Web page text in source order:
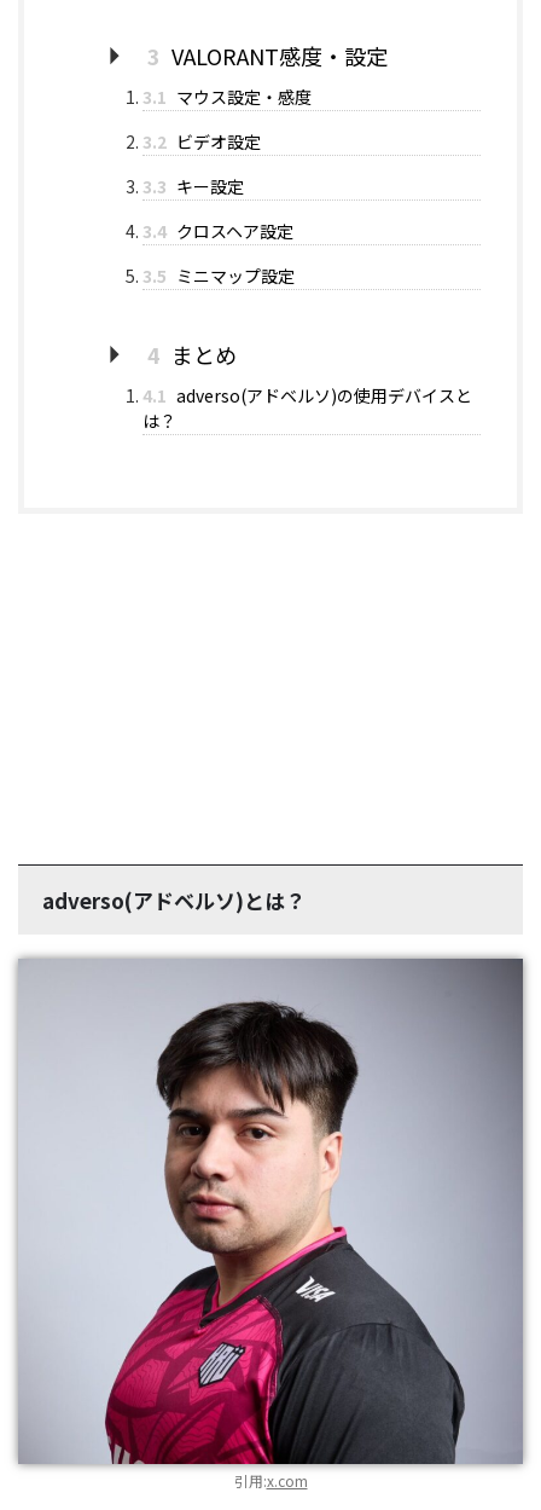
3 VALORANT感度・設定
3.1 マウス設定・感度
3.2 ビデオ設定
3.3 キー設定
3.4 クロスヘア設定
3.5 ミニマップ設定
4 まとめ
4.1 adverso(アドベルソ)の使用デバイスと
は？
adverso(アドベルソ)とは？
引用:x.com